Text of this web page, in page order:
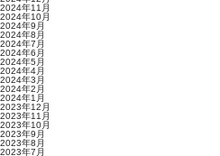
2024年11月
2024年10月
2024年9月
2024年8月
2024年7月
2024年6月
2024年5月
2024年4月
2024年3月
2024年2月
2024年1月
2023年12月
2023年11月
2023年10月
2023年9月
2023年8月
2023年7月